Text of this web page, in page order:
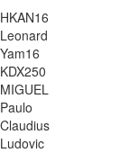
HKAN16
Leonard
Yam16
KDX250
MIGUEL
Paulo
Claudius
Ludovic